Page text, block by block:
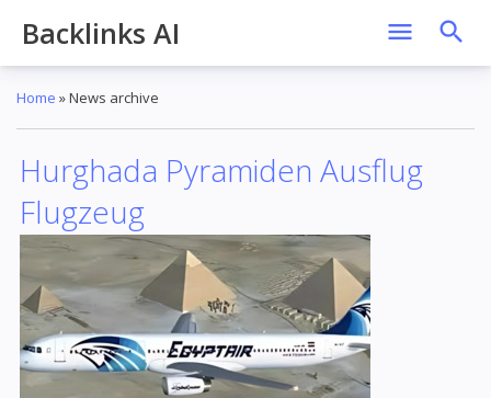
Backlinks AI
Home »News archive
Hurghada Pyramiden Ausflug
Flugzeug